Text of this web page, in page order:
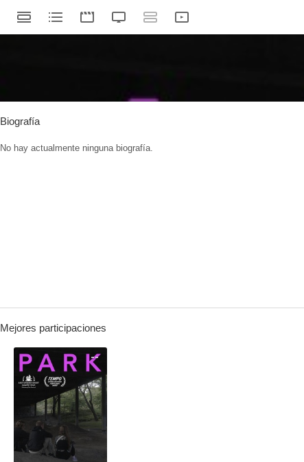
Biografía
No hay actualmente ninguna biografía.
Mejores participaciones
--